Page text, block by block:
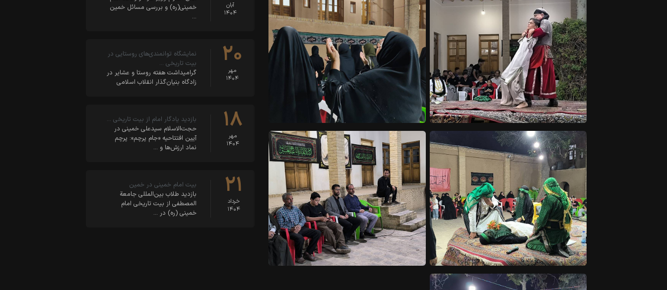
آبان
۱۴۰۴
خمینی(ره) و بررسی مسائل خمین
…
۲۰
مهر
۱۴۰۴
نمایشگاه توانمندی‌های روستایی در
بیت تاریخی …
گرامیداشت هفته روستا و عشایر در
زادگاه بنیان‌گذار انقلاب اسلامی
۱۸
مهر
۱۴۰۴
بازدید یادگار امام از بیت تاریخی …
حجت‌الاسلام سیدعلی خمینی در
آیین افتتاحیه «جام پرچم»: پرچم
نماد ارزش‌ها و …
۲۱
خرداد
۱۴۰۴
بیت امام خمینی در خمین
بازدید طلاب بین‌المللی جامعة
المصطفی از بیت تاریخی امام
خمینی (ره) در …